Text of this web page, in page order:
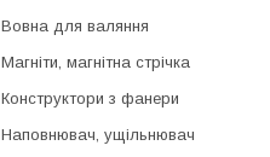
Вовна для валяння
Магніти, магнітна стрічка
Конструктори з фанери
Наповнювач, ущільнювач